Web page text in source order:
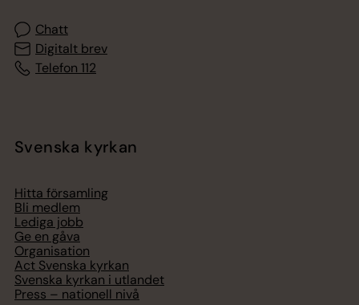
Chatt
Digitalt brev
Telefon 112
Svenska kyrkan
Hitta församling
Bli medlem
Lediga jobb
Ge en gåva
Organisation
Act Svenska kyrkan
Svenska kyrkan i utlandet
Press – nationell nivå